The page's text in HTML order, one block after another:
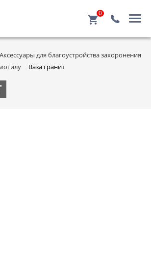
0
Аксессуары для благоустройства захоронения
Ваза гранит